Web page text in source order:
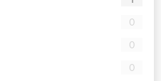
0
0
0